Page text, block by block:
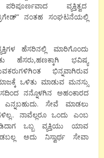
ವ್ಯಕ್ತಿತ್ವದ
ನಂತಹ ಸಂಘಟನೆಯಲ್ಲಿ
ಹೆಸರಿನಲ್ಲಿ ಮಾರಿಗೊಂದು
ಹೆಸರು,ಹಣಕ್ಕಾಗಿ ಭವಿಷ್ಯ
ಭಿನ್ನವಾಗಿರುವ
ಒಳಿತು ಮಾಡುವ ಮನಸ್ಸು
ನನ್ನೊಳಗಿನ ಅಹಂಕಾರದ
ಸೇವೆ ಮಾಡಲು
ನಾವೆಲ್ಲರೂ ಒಂದು ಎಂಬ
ಒಬ್ಬ ವ್ಯಕ್ತಿಯು ಯಾವ
ಅದು ನಿಸ್ವಾರ್ಥ ಸೇವಾ